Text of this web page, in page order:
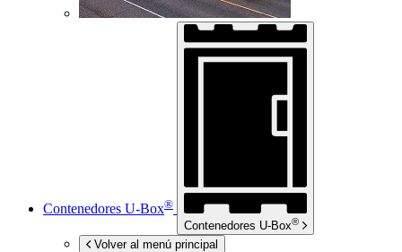
Contenedores U-Box®
Contenedores U-Box®
Volver al menú principal